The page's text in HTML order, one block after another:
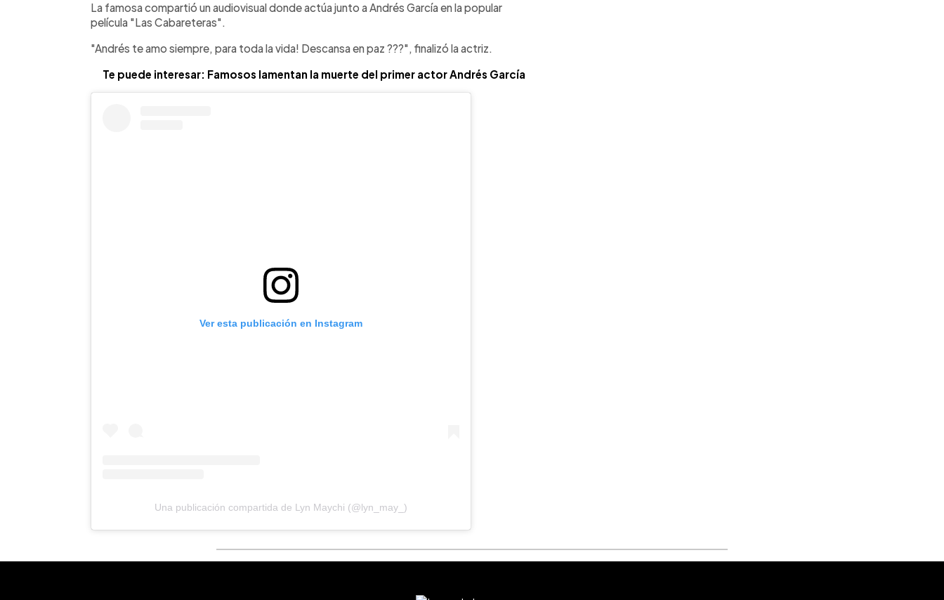
La famosa compartió un audiovisual donde actúa junto a Andrés García en la popular
película "Las Cabareteras".
"Andrés te amo siempre, para toda la vida! Descansa en paz ???", finalizó la actriz.
Te puede interesar: Famosos lamentan la muerte del primer actor Andrés García
Ver esta publicación en Instagram
Una publicación compartida de Lyn Maychi (@lyn_may_)